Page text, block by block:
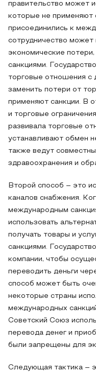
правительство может
которые не применяют
присоединились к
сотрудничество
экономические
санкциями.
торговые отношения с
заменить потери от
применяют санкции. В
и торговые
развивала торговые
устанавливают обмен
также ведут
здравоохранения и
Второй способ – это
каналов снабжения.
международным
использовать
получать товары и
санкциями.
компании, чтобы
переводить деньги
способ может быть
некоторые страны
международных
Советский Союз
перевода денег и
были запрещены для
Следующая тактика –